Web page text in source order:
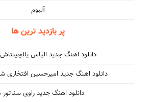
آلبوم
پر بازدید ترین ها
دانلود اهنگ جدید الیاس
دانلود اهنگ جدید امیرحسین
دانلود اهنگ جدید راوی سناتور